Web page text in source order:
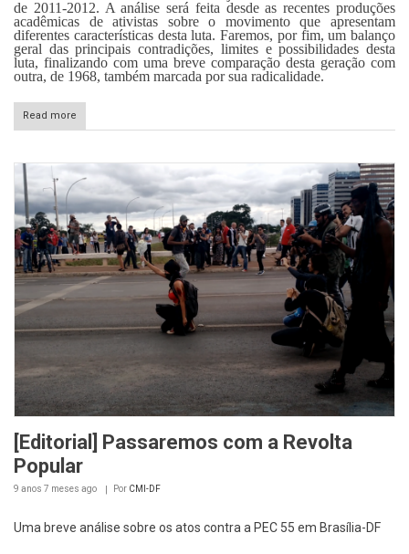
de 2011-2012. A análise será feita desde as recentes produções
acadêmicas de ativistas sobre o movimento que apresentam
diferentes características desta luta. Faremos, por fim, um balanço
geral das principais contradições, limites e possibilidades desta
luta, finalizando com uma breve comparação desta geração com
outra, de 1968, também marcada por sua radicalidade.
Read more
[Editorial] Passaremos com a Revolta
Popular
9 anos 7 meses ago Por CMI-DF
Uma breve análise sobre os atos contra a PEC 55 em Brasília-DF